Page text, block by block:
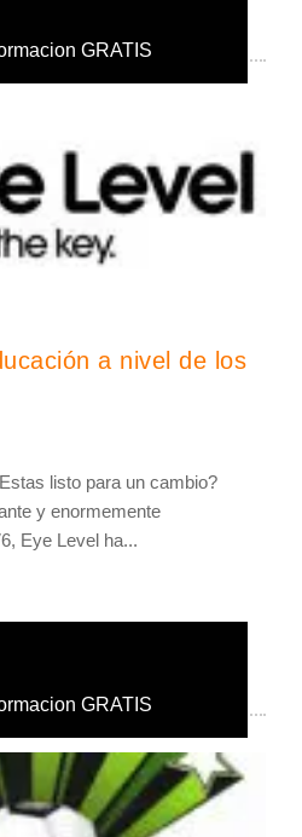
GRATIS
a nivel de los
listo para un cambio?
y enormemente
Eye Level ha...
GRATIS